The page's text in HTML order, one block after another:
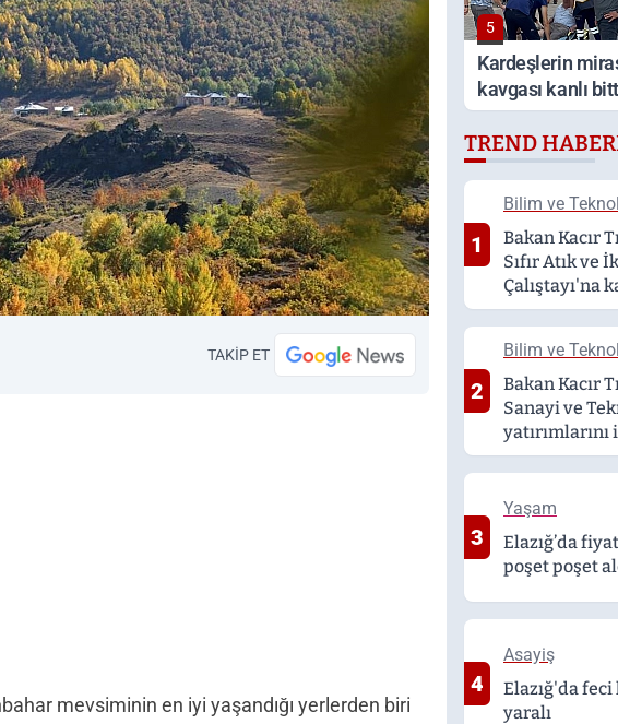
TAKİP ET
mevsiminin en iyi yaşandığı yerlerden biri
5
Kardeşlerin
kavgası kanlı
TREND
1
Bilim ve
Bakan Kacır
Sıfır Atık ve
Çalıştayı'na
2
Bilim ve
Bakan Kacır
Sanayi ve
3
Yaşam
Elazığ’da
poşet poşet
4
Asayiş
Elazığ'da feci
yaralı